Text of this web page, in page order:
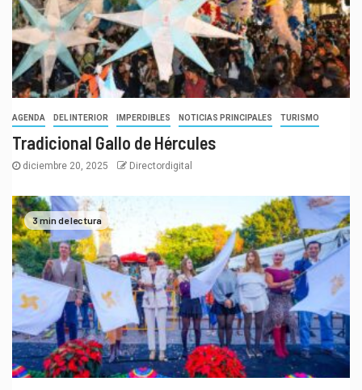
AGENDA DEL INTERIOR IMPERDIBLES NOTICIAS PRINCIPALES TURISMO
Tradicional Gallo de Hércules
diciembre 20, 2025 Directordigital
3 min de lectura